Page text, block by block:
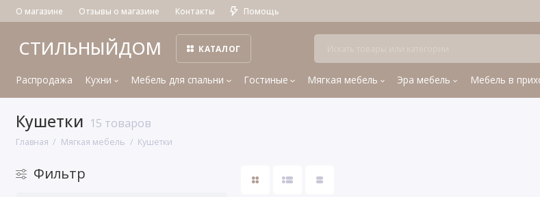
О магазине Отзывы о магазине Контакты Помощь
СТИЛЬНЫЙДОМ КАТАЛОГ
Распродажа Кухни Мебель для спальни Гостиные Мягкая мебель Эра мебель Мебель в
Кушетки 15 товаров
Главная Мягкая мебель Кушетки
Фильтр